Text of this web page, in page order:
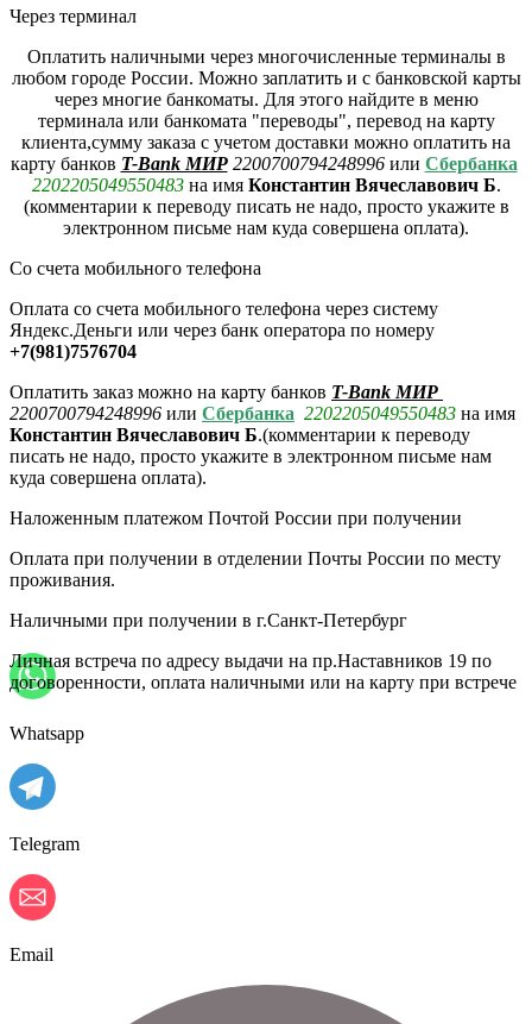
Через терминал
Оплатить наличными через многочисленные терминалы в
любом городе России. Можно заплатить и с банковской карты
через многие банкоматы. Для этого найдите в меню
терминала или банкомата "переводы", перевод на карту
клиента,сумму заказа с учетом доставки можно оплатить на
карту банков T-Bank МИР 2200700794248996или Сбербанка
2202205049550483 на имя Константин Вячеславович Б.
(комментарии к переводу писать не надо, просто укажите в
электронном письме нам куда совершена оплата).
Со счета мобильного телефона
Оплата со счета мобильного телефона через систему
Яндекс.Деньги или через банк оператора по номеру
+7(981)7576704
Оплатить заказ можно на карту банков T-Bank МИР
2200700794248996 или Сбербанка 2202205049550483 на имя
Константин Вячеславович Б.(комментарии к переводу
писать не надо, просто укажите в электронном письме нам
куда совершена оплата).
Наложенным платежом Почтой России при получении
Оплата при получении в отделении Почты России по месту
проживания.
Наличными при получении в г.Санкт-Петербург
Личная встреча по адресу выдачи на пр.Наставников 19 по
договоренности, оплата наличными или на карту при встрече
Whatsapp
Telegram
Email